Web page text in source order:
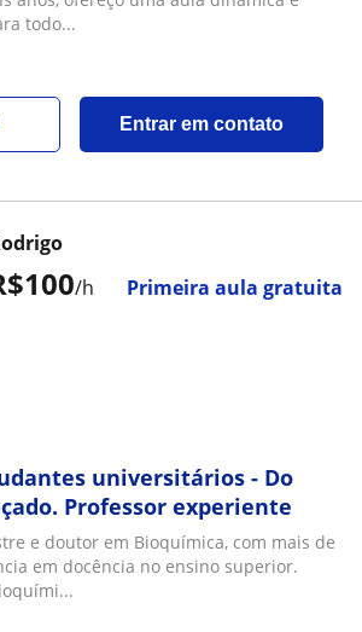
todo...
Entrar em contato
/h Primeira aula gratuita
universitários - Do
Professor experiente
e doutor em Bioquímica, com mais de
em docência no ensino superior.